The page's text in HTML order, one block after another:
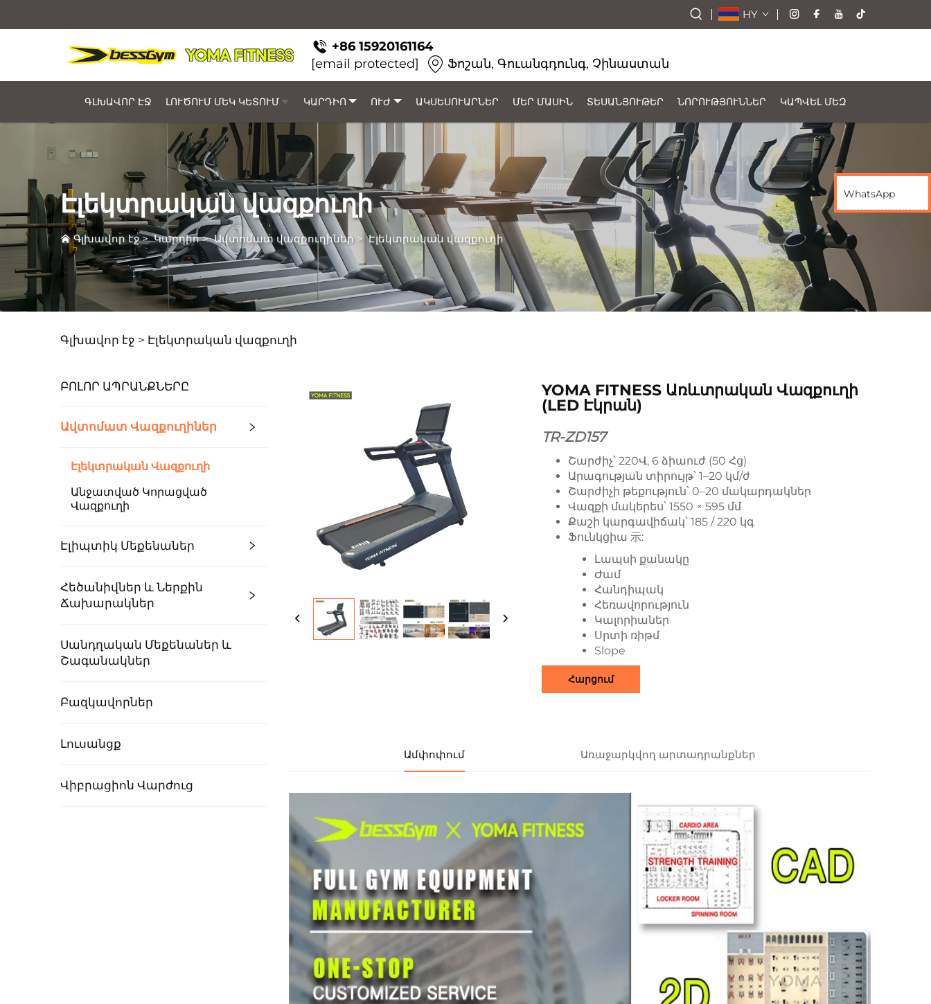
HY
+86 15920161164
[email protected]
Ֆոշան, Գուանգդունգ, Չինաստան
ԳԼԽԱՎՈՐ ԷՋ ԼՈՒԾՈՒՄ ՄԵԿ ԿԵՏՈՒՄ ԿԱՐԴԻՈ ՈՒԺ ԱԿՍԵՍՈՒԱՐՆԵՐ ՄԵՐ ՄԱՍԻՆ ՏԵՍԱՆՅՈՒԹԵՐ ՆՈՐՈՒԹՅՈՒՆՆԵՐ ԿԱՊՎԵԼ ՄԵԶ
Էլեկտրական վազքուղի
Գլխավոր էջ>Կարդիո>Ավտոմատ վազքուղիներ >Էլեկտրական վազքուղի
Գլխավոր էջ > Էլեկտրական վազքուղի
ԲՈԼՈՐ ԱՊՐԱՆՔՆԵՐԸ
Ավտոմատ Վազքուղիներ
Էլեկտրական Վազքուղի
Անջատված Կորացված
Վազքուղի
Էլիպտիկ Մեքենաներ
Հեծանիվներ ԵՒ Ներքին
Ճախարակներ
Սանդղական Մեքենաներ ԵՒ
Շագանակներ
Բազկավորներ
Լուսանցք
Վիբրացիոն Վարժուց
YOMA FITNESS Առևտրական Վազքուղի
(LED Էկրան)
TR-ZD157
Շարժիչ՝ 220Վ, 6 ձիաուժ (50 Հց)
Արագության տիրույթ՝ 1–20 կմ/ժ
Շարժիչի թեքություն՝ 0–20 մակարդակներ
Վազքի մակերես՝ 1550 × 595 մմ
Քաշի կարգավիճակ՝ 185 / 220 կգ
Ֆունկցիա 示:
Լապսի քանակը
Ժամ
Հանդիպակ
Հեռավորություն
Կալորիաներ
Սրտի ռիթմ
Slope
Հարցում
Ամփոփում Առաջարկվող արտադրանքներ
WhatsApp